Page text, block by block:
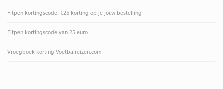
Fitpen kortingscode: €25 korting op je jouw bestelling
Fitpen kortingscode van 25 euro
Vroegboek korting Voetbalreizen.com